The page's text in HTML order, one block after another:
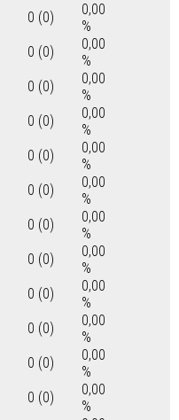
0 (0)
0,00
%
0 (0)
0,00
%
0 (0)
0,00
%
0 (0)
0,00
%
0 (0)
0,00
%
0 (0)
0,00
%
0 (0)
0,00
%
0 (0)
0,00
%
0 (0)
0,00
%
0 (0)
0,00
%
0 (0)
0,00
%
0 (0)
0,00
%